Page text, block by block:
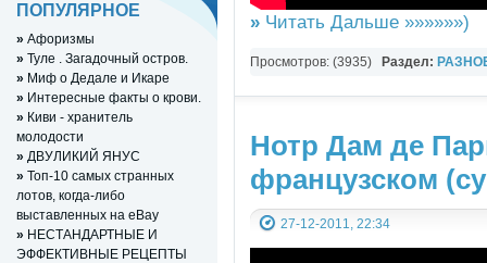
» Читать Дальше »»»»»»)
Просмотров: (3935) Раздел:
Нотр Дам де
французском
27-12-2011, 22:34
ПОПУЛЯРНОЕ
» Афоризмы
» Туле . Загадочный остров.
» Миф о Дедале и Икаре
» Интересные факты о крови.
» Киви - хранитель
молодости
» ДВУЛИКИЙ ЯНУС
» Топ-10 самых странных
лотов, когда-либо
выставленных на eBay
» НЕСТАНДАРТНЫЕ И
ЭФФЕКТИВНЫЕ РЕЦЕПТЫ